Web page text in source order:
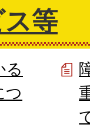
等
る
つ